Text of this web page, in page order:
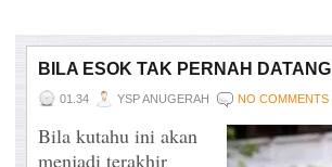
BILA ESOK TAK PERNAH DATANG
01.34 YSP ANUGERAH NO COMMENTS
Bila kutahu ini akan
menjadi terakhir